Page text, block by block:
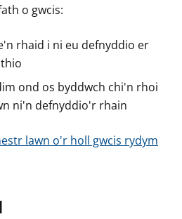
o gwcis:
rhaid i ni eu defnyddio er
ond os byddwch chi'n rhoi
ni'n defnyddio'r rhain
lawn o'r holl gwcis rydym